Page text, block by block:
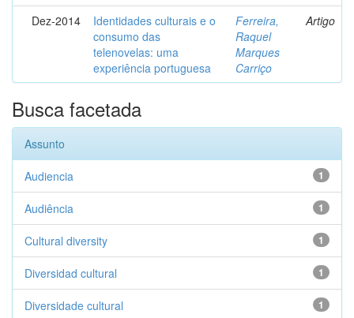
Dez-2014
Identidades culturais e o
consumo das
telenovelas: uma
experiência portuguesa
Ferreira,
Raquel
Marques
Carriço
Artigo
Busca facetada
Assunto
1
Audiencia
1
Audiência
1
Cultural diversity
1
Diversidad cultural
1
Diversidade cultural